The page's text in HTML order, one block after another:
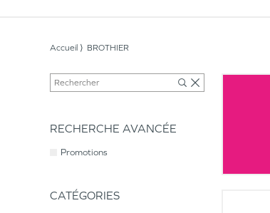
Accueil BROTHIER
RECHERCHE AVANCÉE
Promotions
CATÉGORIES